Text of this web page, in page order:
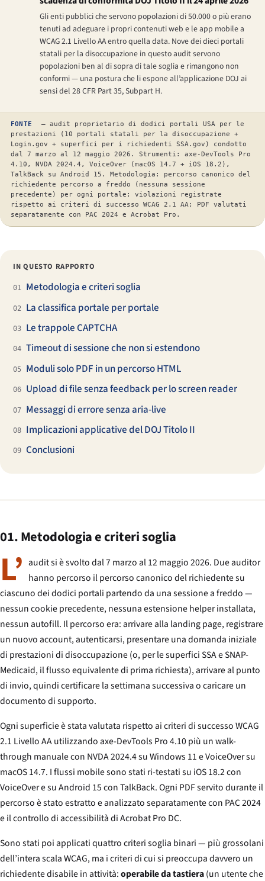
Gli enti pubblici che servono popolazioni di 50.000 o più erano
tenuti ad adeguare i propri contenuti web e le app mobile a
WCAG 2.1 Livello AA entro quella data. Nove dei dieci portali
statali per la disoccupazione in questo audit servono
popolazioni ben al di sopra di tale soglia e rimangono non
conformi — una postura che li espone all’applicazione DOJ ai
sensi del 28 CFR Part 35, Subpart H.
FONTE
— audit proprietario di dodici portali USA per le
prestazioni (10 portali statali per la disoccupazione +
Login.gov + superfici per i richiedenti SSA.gov) condotto
dal 7 marzo al 12 maggio 2026. Strumenti: axe-DevTools Pro
4.10, NVDA 2024.4, VoiceOver (macOS 14.7 + iOS 18.2),
TalkBack su Android 15. Metodologia: percorso canonico del
richiedente percorso a freddo (nessuna sessione
precedente) per ogni portale; violazioni registrate
rispetto ai criteri di successo WCAG 2.1 AA; PDF valutati
separatamente con PAC 2024 e Acrobat Pro.
IN QUESTO RAPPORTO
01 Metodologia e criteri soglia
02 La classifica portale per portale
03 Le trappole CAPTCHA
04 Timeout di sessione che non si estendono
05 Moduli solo PDF in un percorso HTML
06 Upload di file senza feedback per lo screen reader
07 Messaggi di errore senza aria-live
08 Implicazioni applicative del DOJ Titolo II
09 Conclusioni
01. Metodologia e criteri soglia
L’ audit si è svolto dal 7 marzo al 12 maggio 2026. Due auditor
hanno percorso il percorso canonico del richiedente su
ciascuno dei dodici portali partendo da una sessione a freddo —
nessun cookie precedente, nessuna estensione helper installata,
nessun autofill. Il percorso era: arrivare alla landing page, registrare
un nuovo account, autenticarsi, presentare una domanda iniziale
di prestazioni di disoccupazione (o, per le superfici SSA e SNAP-
Medicaid, il flusso equivalente di prima richiesta), arrivare al punto
di invio, quindi certificare la settimana successiva o caricare un
documento di supporto.
Ogni superficie è stata valutata rispetto ai criteri di successo WCAG
2.1 Livello AA utilizzando axe-DevTools Pro 4.10 più un walk-
through manuale con NVDA 2024.4 su Windows 11 e VoiceOver su
macOS 14.7. I flussi mobile sono stati ri-testati su iOS 18.2 con
VoiceOver e su Android 15 con TalkBack. Ogni PDF servito durante il
percorso è stato estratto e analizzato separatamente con PAC 2024
e il controllo di accessibilità di Acrobat Pro DC.
Sono stati poi applicati quattro criteri soglia binari — più grossolani
dell’intera scala WCAG, ma i criteri di cui si preoccupa davvero un
richiedente disabile in attività:operabile da tastiera(un utente che